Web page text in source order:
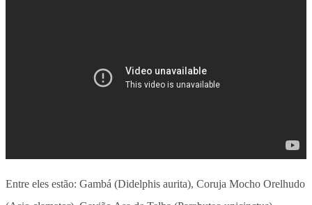
Entre eles estão: Gambá (Didelphis aurita), Coruja Mocho Orelhudo